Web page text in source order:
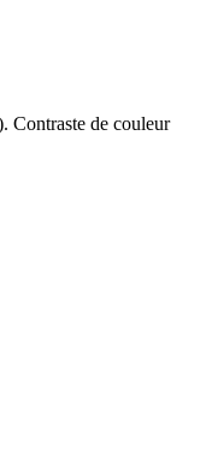
Contraste de couleur